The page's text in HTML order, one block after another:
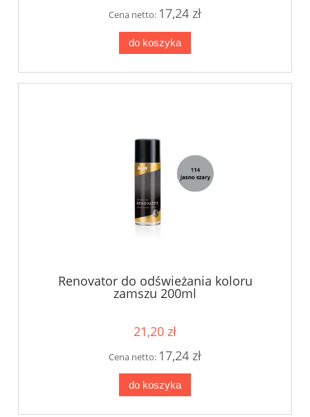
Cena netto: 17,24 zł
do koszyka
Renovator do odświeżania koloru
zamszu 200ml
21,20 zł
Cena netto: 17,24 zł
do koszyka